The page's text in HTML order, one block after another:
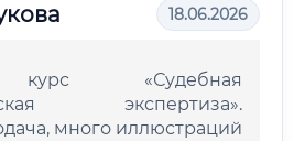
18.06.2026
«Судебная
экспертиза».
много иллюстраций